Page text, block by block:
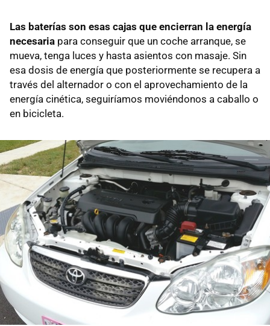
Las baterías son esas cajas que encierran la energía
necesaria para conseguir que un coche arranque, se
mueva, tenga luces y hasta asientos con masaje. Sin
esa dosis de energía que posteriormente se recupera a
través del alternador o con el aprovechamiento de la
energía cinética, seguiríamos moviéndonos a caballo o
en bicicleta.